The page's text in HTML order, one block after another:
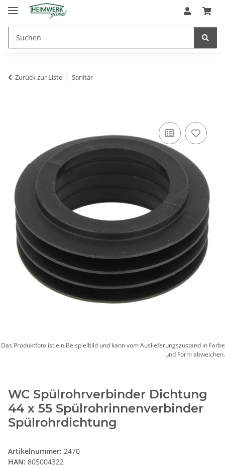
Zurück zur Liste Sanitär
Das Produktfoto ist ein Beispielbild und kann vom Auslieferungszustand in Farbe
und Form abweichen.
WC Spülrohrverbinder Dichtung
44 x 55 Spülrohrinnenverbinder
Spülrohrdichtung
Artikelnummer: 2470
HAN: 805004322